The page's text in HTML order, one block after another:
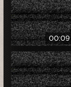
00:09